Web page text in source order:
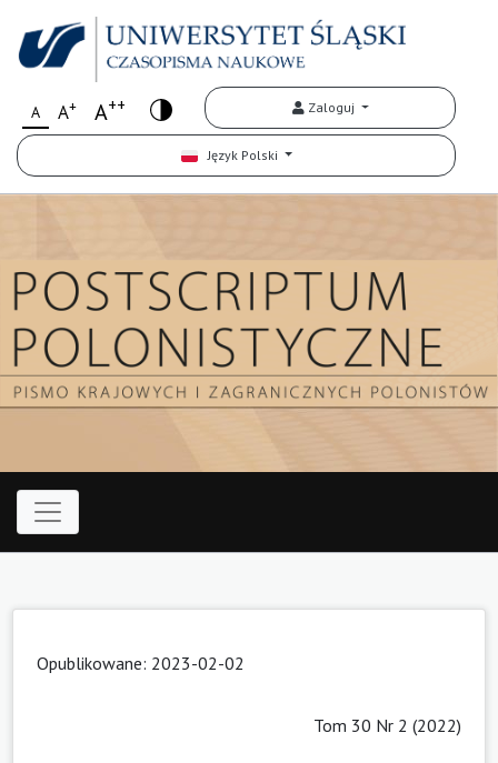
A A+ A++ Zaloguj
Język Polski
Opublikowane: 2023-02-02
Tom 30 Nr 2 (2022)